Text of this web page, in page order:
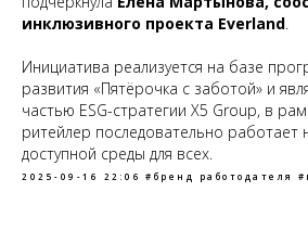
инклюзивного проекта Everland
Инициатива реализуется на базе
развития «Пятёрочка с заботой» и
частью ESG-стратегии Х5 Group, в
ритейлер последовательно работает
доступной среды для всех.
2025-09-16 22:06 #бренд работодателя